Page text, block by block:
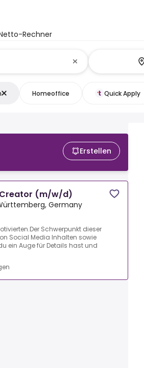
Rechner
Homeoffice Quick Apply
Erstellen
(m/w/d)
Germany
Schwerpunkt dieser
Social Media Inhalten sowie
ein Auge für Details hast und